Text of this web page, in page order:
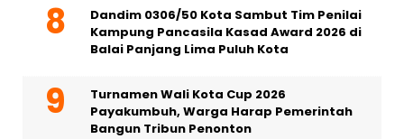
Dandim 0306/50 Kota Sambut Tim Penilai
Kampung Pancasila Kasad Award 2026 di
Balai Panjang Lima Puluh Kota
Turnamen Wali Kota Cup 2026
Payakumbuh, Warga Harap Pemerintah
Bangun Tribun Penonton